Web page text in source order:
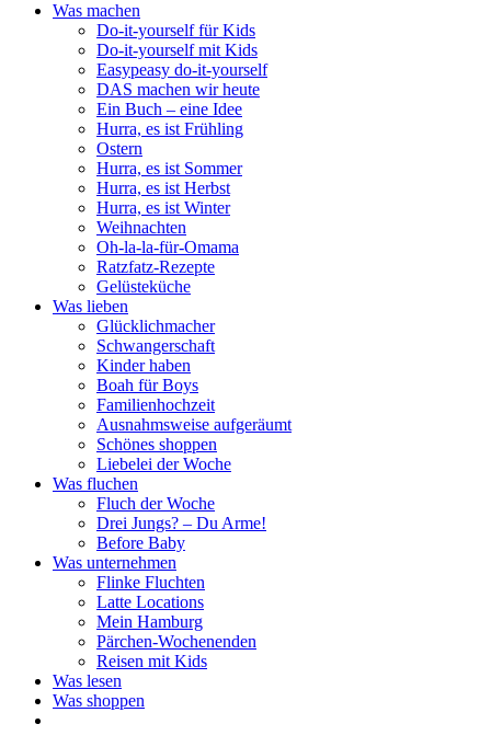
Was machen
Do-it-yourself für Kids
Do-it-yourself mit Kids
Easypeasy do-it-yourself
DAS machen wir heute
Ein Buch – eine Idee
Hurra, es ist Frühling
Ostern
Hurra, es ist Sommer
Hurra, es ist Herbst
Hurra, es ist Winter
Weihnachten
Oh-la-la-für-Omama
Ratzfatz-Rezepte
Gelüsteküche
Was lieben
Glücklichmacher
Schwangerschaft
Kinder haben
Boah für Boys
Familienhochzeit
Ausnahmsweise aufgeräumt
Schönes shoppen
Liebelei der Woche
Was fluchen
Fluch der Woche
Drei Jungs? – Du Arme!
Before Baby
Was unternehmen
Flinke Fluchten
Latte Locations
Mein Hamburg
Pärchen-Wochenenden
Reisen mit Kids
Was lesen
Was shoppen